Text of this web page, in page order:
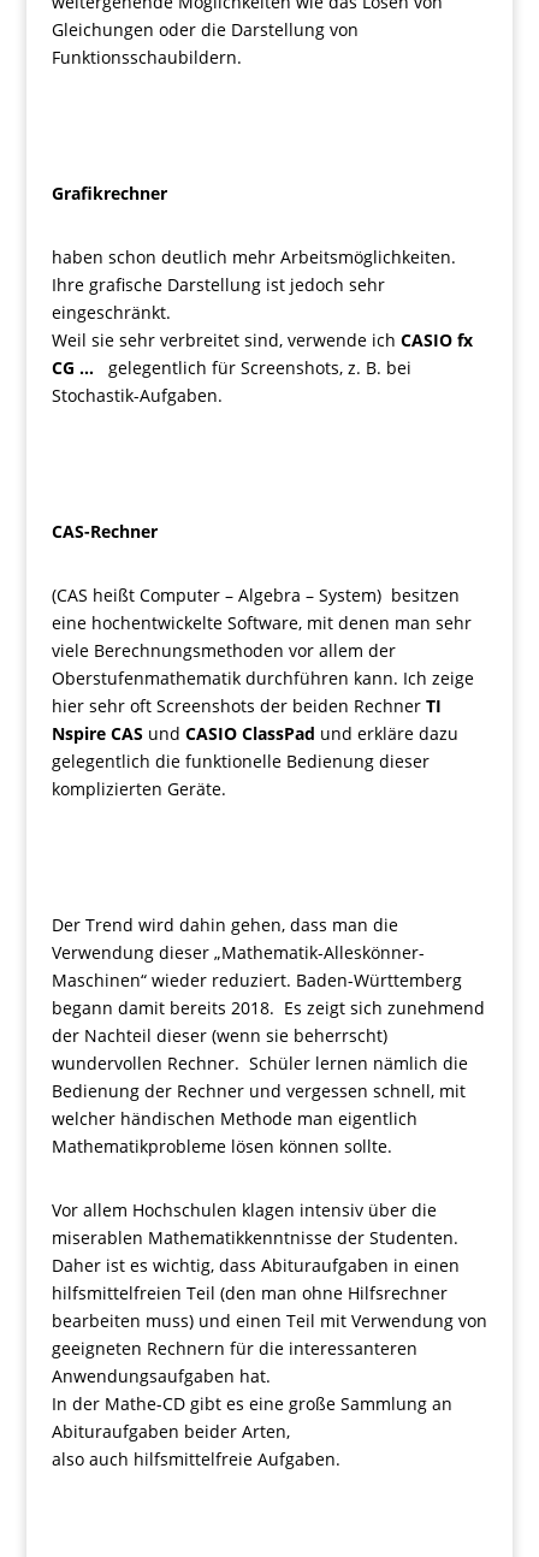
Gleichungen oder die Darstellung von
Funktionsschaubildern.
Grafikrechner
haben schon deutlich mehr Arbeitsmöglichkeiten.
Ihre grafische Darstellung ist jedoch sehr
eingeschränkt.
Weil sie sehr verbreitet sind, verwende ich CASIO fx
CG …
gelegentlich für Screenshots, z. B. bei
Stochastik-Aufgaben.
CAS-Rechner
(CAS heißt Computer – Algebra – System) besitzen
eine hochentwickelte Software, mit denen man sehr
viele Berechnungsmethoden vor allem der
Oberstufenmathematik durchführen kann. Ich zeige
hier sehr oft Screenshots der beiden Rechner TI
Nspire CAS und CASIO ClassPad und erkläre dazu
gelegentlich die funktionelle Bedienung dieser
komplizierten Geräte.
Der Trend wird dahin gehen, dass man die
Verwendung dieser „Mathematik-Alleskönner-
Maschinen“ wieder reduziert. Baden-Württemberg
begann damit bereits 2018. Es zeigt sich zunehmend
der Nachteil dieser (wenn sie beherrscht)
wundervollen Rechner. Schüler lernen nämlich die
Bedienung der Rechner und vergessen schnell, mit
welcher händischen Methode man eigentlich
Mathematikprobleme lösen können sollte.
Vor allem Hochschulen klagen intensiv über die
miserablen Mathematikkenntnisse der Studenten.
Daher ist es wichtig, dass Abituraufgaben in einen
hilfsmittelfreien Teil (den man ohne Hilfsrechner
bearbeiten muss) und einen Teil mit Verwendung von
geeigneten Rechnern für die interessanteren
Anwendungsaufgaben hat.
In der Mathe-CD gibt es eine große Sammlung an
Abituraufgaben beider Arten,
also auch hilfsmittelfreie Aufgaben.